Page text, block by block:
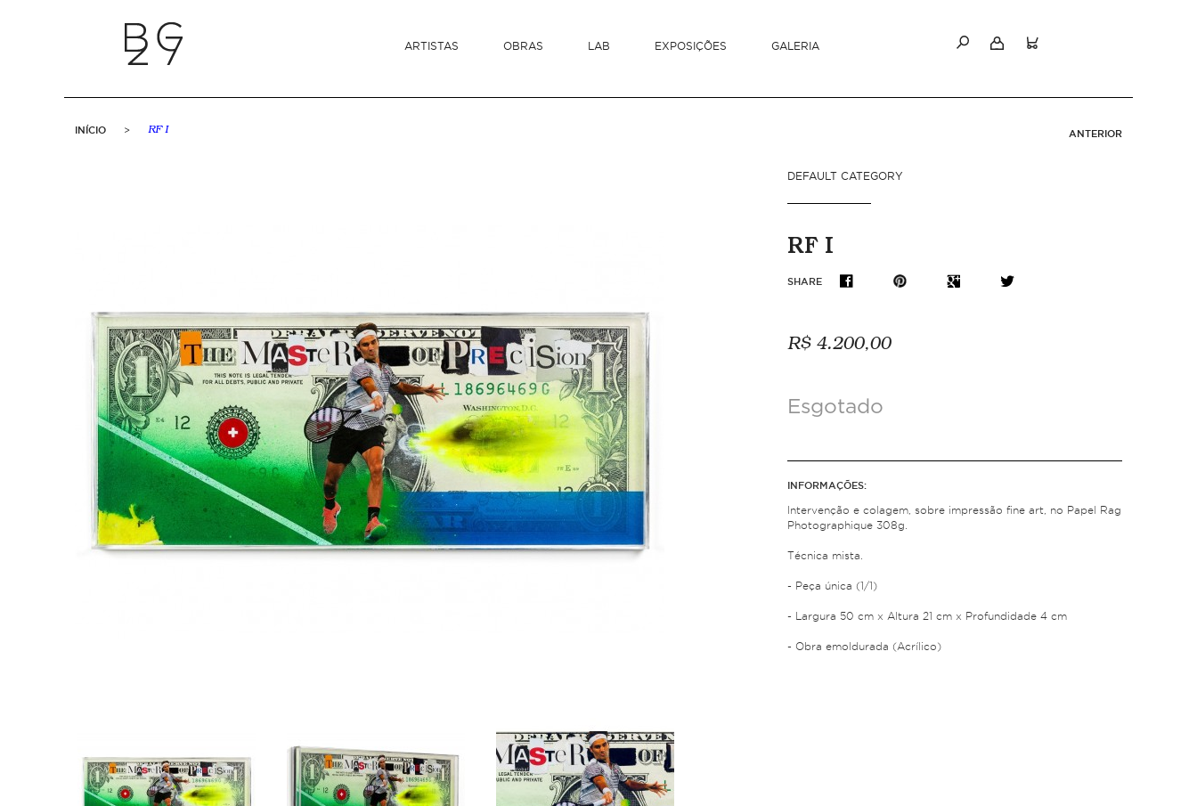
ARTISTAS OBRAS LAB EXPOSIÇÕES GALERIA
INÍCIO > RF I ANTERIOR
DEFAULT CATEGORY
RF I
SHARE
R$ 4.200,00
Esgotado
INFORMAÇÕES:
Intervenção e colagem, sobre impressão fine art, no Papel Rag
Photographique 308g.
Técnica mista.
- Peça única (1/1)
- Largura 50 cm x Altura 21 cm x Profundidade 4 cm
- Obra emoldurada (Acrílico)